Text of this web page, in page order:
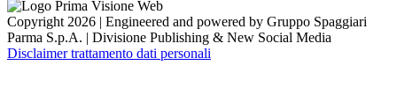
Copyright 2026 | Engineered and powered by Gruppo Spaggiari
Parma S.p.A. | Divisione Publishing & New Social Media
Disclaimer trattamento dati personali